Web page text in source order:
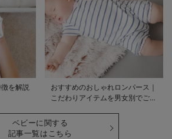
を解説
おすすめのおしゃれロンパース｜
こだわりアイテムを男女別でご紹
ベビーに関する
記事一覧はこちら